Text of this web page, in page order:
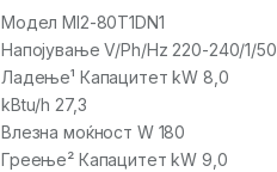
Модел MI2-80T1DN1
Напојување V/Ph/Hz 220-240/1/50
Ладење¹ Капацитет kW 8,0
kBtu/h 27,3
Влезна моќност W 180
Греење² Капацитет kW 9,0